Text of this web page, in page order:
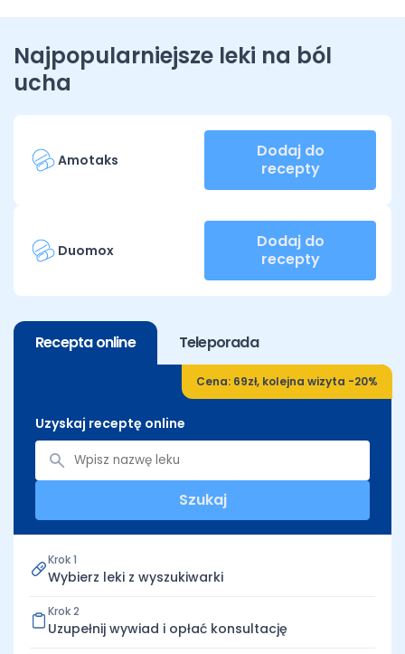
Najpopularniejsze leki na ból
ucha
Amotaks
Dodaj do
recepty
Duomox
Dodaj do
recepty
Recepta online Teleporada
Cena: 69zł, kolejna wizyta -20%
Uzyskaj receptę online
Szukaj
Krok 1
Wybierz leki z wyszukiwarki
Krok 2
Uzupełnij wywiad i opłać konsultację